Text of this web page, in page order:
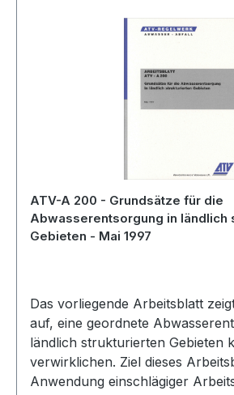
ATV-A 200 - Grundsätze für die
Abwasserentsorgung in ländlich
Gebieten - Mai 1997
Das vorliegende Arbeitsblatt
auf, eine geordnete
ländlich strukturierten Gebieten
verwirklichen. Ziel dieses
Anwendung einschlägiger